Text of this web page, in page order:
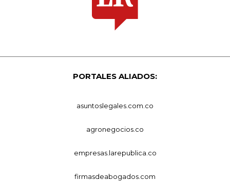
PORTALES ALIADOS:
asuntoslegales.com.co
agronegocios.co
empresas.larepublica.co
firmasdeabogados.com